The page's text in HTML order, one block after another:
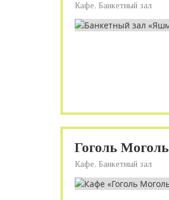
Кафе, Банкетный зал
Гоголь Моголь
Кафе, Банкетный зал